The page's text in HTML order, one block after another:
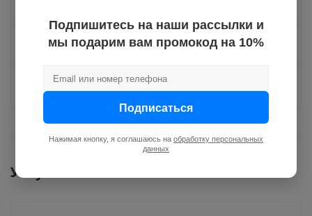
Отзывы
Услуги
Подпишитесь на наши рассылки и
мы подарим вам промокод на 10%
Подписаться
Нажимая кнопку, я соглашаюсь на обработку персональных
данных